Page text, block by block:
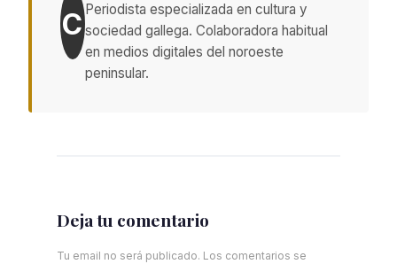
CPeriodista especializada en cultura y
sociedad gallega. Colaboradora habitual
en medios digitales del noroeste
peninsular.
Deja tu comentario
Tu email no será publicado. Los comentarios se